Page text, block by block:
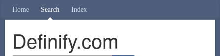
Home Search Index
Definify.com